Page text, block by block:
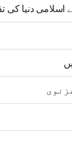
اسلامی دنیا کی